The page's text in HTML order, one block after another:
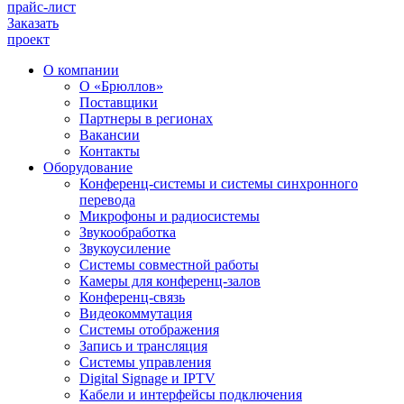
прайс-лист
Заказать
проект
О компании
О «Брюллов»
Поставщики
Партнеры в регионах
Вакансии
Контакты
Оборудование
Конференц-системы и системы синхронного
перевода
Микрофоны и радиосистемы
Звукообработка
Звукоусиление
Системы совместной работы
Камеры для конференц-залов
Конференц-связь
Видеокоммутация
Системы отображения
Запись и трансляция
Системы управления
Digital Signage и IPTV
Кабели и интерфейсы подключения